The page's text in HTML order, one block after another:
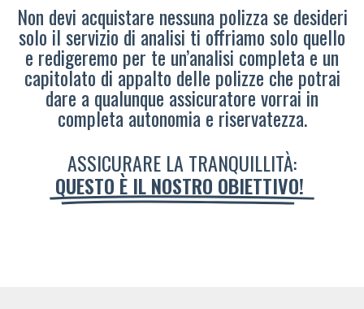
Non devi acquistare nessuna polizza se desideri
solo il servizio di analisi ti offriamo solo quello
e redigeremo per te un’analisi completa e un
capitolato di appalto delle polizze che potrai
dare a qualunque assicuratore vorrai in
completa autonomia e riservatezza.
ASSICURARE LA TRANQUILLITÀ:
QUESTO È IL NOSTRO OBIETTIVO!